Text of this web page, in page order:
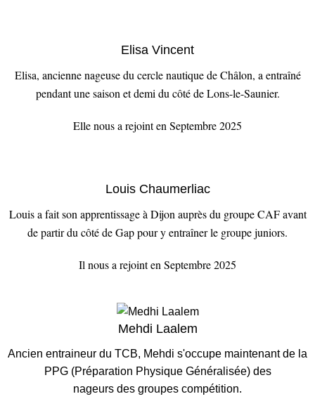
Elisa Vincent
Elisa, ancienne nageuse du cercle nautique de Châlon, a entraîné
pendant une saison et demi du côté de Lons-le-Saunier.
Ellenous a rejoint en Septembre 2025
Louis Chaumerliac
Louis a fait son apprentissage à Dijon auprès du groupe CAF avant
de partir du côté de Gap pour y entraîner le groupe juniors.
Il nous a rejoint en Septembre 2025
Mehdi Laalem
Ancien entraineur du TCB, Mehdi s'occupe maintenant de la
PPG (Préparation Physique Généralisée) des
nageurs des groupes compétition.